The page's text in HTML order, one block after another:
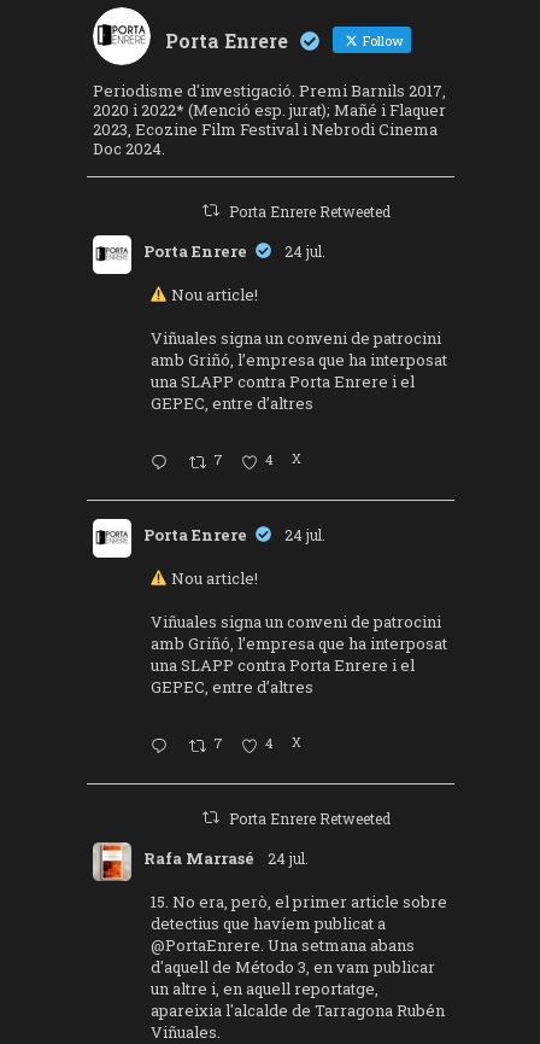
Porta Enrere Follow
Periodisme d'investigació. Premi Barnils 2017,
2020 i 2022* (Menció esp. jurat); Mañé i Flaquer
2023, Ecozine Film Festival i Nebrodi Cinema
Doc 2024.
Porta Enrere Retweeted
Porta Enrere 24 jul.
Nou article!
Viñuales signa un conveni de patrocini
amb Griñó, l’empresa que ha interposat
una SLAPP contra Porta Enrere i el
GEPEC, entre d’altres
7 4 X
Porta Enrere 24 jul.
Nou article!
Viñuales signa un conveni de patrocini
amb Griñó, l’empresa que ha interposat
una SLAPP contra Porta Enrere i el
GEPEC, entre d’altres
7 4 X
Porta Enrere Retweeted
Rafa Marrasé 24 jul.
15. No era, però, el primer article sobre
detectius que havíem publicat a
@PortaEnrere. Una setmana abans
d'aquell de Método 3, en vam publicar
un altre i, en aquell reportatge,
apareixia l'alcalde de Tarragona Rubén
Viñuales.